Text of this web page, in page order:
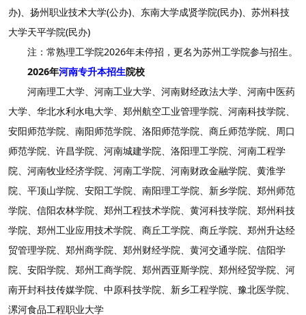
办)、扬州职业技术大学(公办)、东南大学成贤学院(民办)、苏州科技
大学天平学院(民办)
注：常熟理工学院2026年未停招，更名为苏州工学院参与招生。
2026年河南专升本招生院校
河南理工大学、河南工业大学、河南财经政法大学、河南中医药
大学、华北水利水电大学、郑州航空工业管理学院、河南科技学院、
安阳师范学院、南阳师范学院、洛阳师范学院、商丘师范学院、周口
师范学院、许昌学院、河南城建学院、洛阳理工学院、河南工程学
院、河南牧业经济学院、河南工学院、河南财政金融学院、黄淮学
院、平顶山学院、安阳工学院、南阳理工学院、新乡学院、郑州师范
学院、信阳农林学院、郑州工程技术学院、黄河科技学院、郑州科技
学院、郑州工业应用技术学院、商丘工学院、商丘学院、郑州升达经
贸管理学院、郑州商学院、郑州财经学院、黄河交通学院、信阳学
院、安阳学院、郑州工商学院、郑州西亚斯学院、郑州经贸学院、河
南开封科技传媒学院、中原科技学院、新乡工程学院、豫北医学院、
漯河食品工程职业大学